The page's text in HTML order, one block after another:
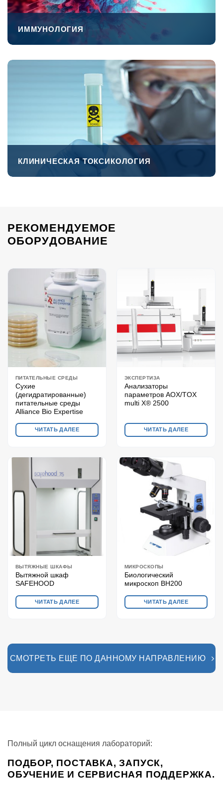
ИММУНОЛОГИЯ
КЛИНИЧЕСКАЯ ТОКСИКОЛОГИЯ
РЕКОМЕНДУЕМОЕ
ОБОРУДОВАНИЕ
ПИТАТЕЛЬНЫЕ СРЕДЫ
Сухие
(дегидратированные)
питательные среды
Alliance Bio Expertise
ЧИТАТЬ ДАЛЕЕ
ЭКСПЕРТИЗА
Анализаторы
параметров AOX/TOX
multi X® 2500
ЧИТАТЬ ДАЛЕЕ
ВЫТЯЖНЫЕ ШКАФЫ
Вытяжной шкаф
SAFEHOOD
ЧИТАТЬ ДАЛЕЕ
МИКРОСКОПЫ
Биологический
микроскоп BH200
ЧИТАТЬ ДАЛЕЕ
СМОТРЕТЬ ЕЩЕ ПО ДАННОМУ НАПРАВЛЕНИЮ
Полный цикл оснащения лабораторий:
ПОДБОР, ПОСТАВКА, ЗАПУСК,
ОБУЧЕНИЕ И СЕРВИСНАЯ ПОДДЕРЖКА.